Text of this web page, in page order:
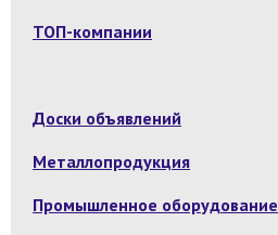
ТОП-компании
Доски объявлений
Металлопродукция
Промышленное оборудование